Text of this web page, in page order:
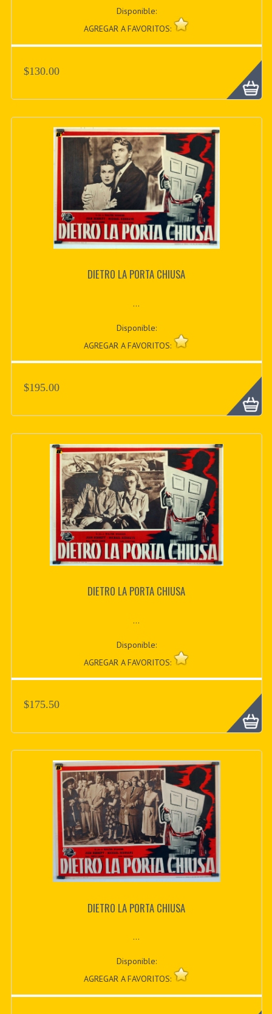
Disponible:
AGREGAR A FAVORITOS:
$130.00
DIETRO LA PORTA CHIUSA
...
Disponible:
AGREGAR A FAVORITOS:
$195.00
DIETRO LA PORTA CHIUSA
...
Disponible:
AGREGAR A FAVORITOS:
$175.50
DIETRO LA PORTA CHIUSA
...
Disponible:
AGREGAR A FAVORITOS: